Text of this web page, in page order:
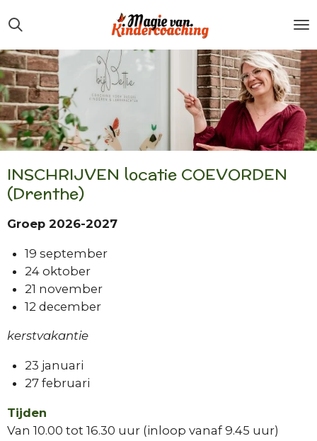
Ga
direct
naar
de
hoofdinhoud
INSCHRIJVEN locatie COEVORDEN
(Drenthe)
Groep 2026-2027
19 september
24 oktober
21 november
12 december
kerstvakantie
23 januari
27 februari
Tijden
Van 10.00 tot 16.30 uur (inloop vanaf 9.45 uur)